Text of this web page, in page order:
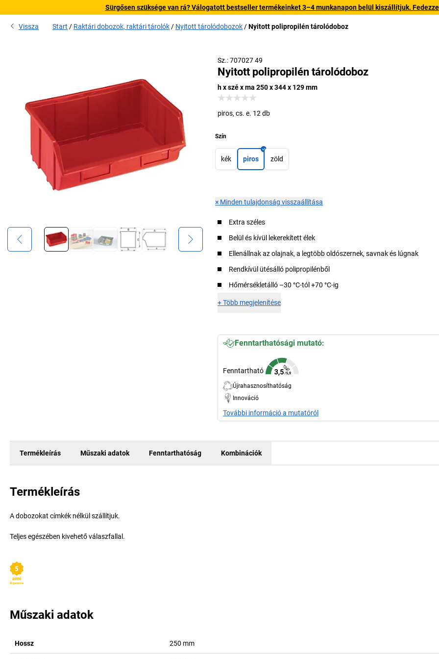
Sürgősen szüksége van rá? Válogatott bestseller termékeinket 3–4 munkanapon belül kiszállítjuk.
Vissza Start Raktári dobozok, raktári tárolók Nyitott tárolódobozok Nyitott polipropilén tárolódoboz
Sz.: 707027 49
Nyitott polipropilén tárolódoboz
h x szé x ma 250 x 344 x 129 mm
piros, cs. e. 12 db
Szín
kék piros zöld
× Minden tulajdonság visszaállítása
Extra széles
Belül és kívül lekerekített élek
Ellenállnak az olajnak, a legtöbb oldószernek, savnak és lúgnak
Rendkívül ütésálló polipropilénből
Hőmérsékletálló –30 °C-tól +70 °C-ig
+Több megjelenítése
Fenntarthatósági mutató:
Fenntartható
Újrahasznosíthatóság
Innováció
További információ a mutatóról
Termékleírás Műszaki adatok Fenntarthatóság Kombinációk
Termékleírás
A dobozokat címkék nélkül szállítjuk.
Teljes egészében kivehető válaszfallal.
Műszaki adatok
Hossz 250 mm